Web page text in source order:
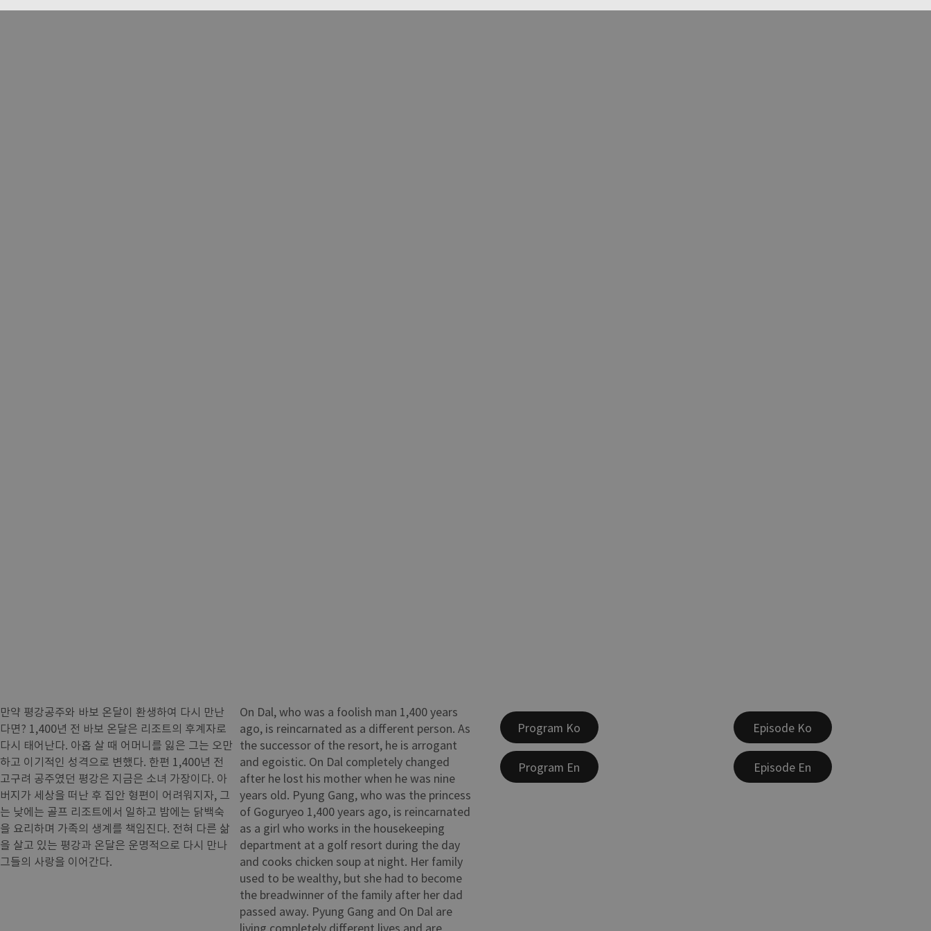
만약 평강공주와 바보 온달이 환생하여 다시 만난
다면? 1,400년 전 바보 온달은 리조트의 후계자로
다시 태어난다. 아홉 살 때 어머니를 잃은 그는 오만
하고 이기적인 성격으로 변했다. 한편 1,400년 전
고구려 공주였던 평강은 지금은 소녀 가장이다. 아
버지가 세상을 떠난 후 집안 형편이 어려워지자, 그
는 낮에는 골프 리조트에서 일하고 밤에는 닭백숙
을 요리하며 가족의 생계를 책임진다. 전혀 다른 삶
을 살고 있는 평강과 온달은 운명적으로 다시 만나
그들의 사랑을 이어간다.
On Dal, who was a foolish man 1,400 years
ago, is reincarnated as a different person. As
the successor of the resort, he is arrogant
and egoistic. On Dal completely changed
after he lost his mother when he was nine
years old. Pyung Gang, who was the princess
of Goguryeo 1,400 years ago, is reincarnated
as a girl who works in the housekeeping
department at a golf resort during the day
and cooks chicken soup at night. Her family
used to be wealthy, but she had to become
the breadwinner of the family after her dad
passed away. Pyung Gang and On Dal are
living completely different lives and are
Program Ko
Program En
Episode Ko
Episode En